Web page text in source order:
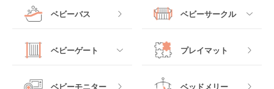
クーファン
マットレス・布団
ベビーベッドその他
ベビーカーその他
ジュニアシート
チャイルドシートその
他
ロッキングタイプ テーブルチェア
すべて
ベビーバス ベビーサークル
すべて
ベビーゲート
すべて
プレイマット
ベビーモニター ベッドメリー